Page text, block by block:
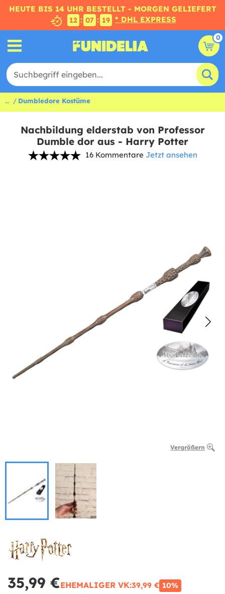
HEUTE BIS 14 UHR BESTELLT - MORGEN GELIEFERT
12 : 07 : 18 * DHL EXPRESS
0
... Dumbledore Kostüme
Nachbildung elderstab von Professor
Dumble dor aus - Harry Potter
16 Kommentare Jetzt ansehen
Vergrößern
35,99 €EHEMALIGER VK:39,99 € 10%